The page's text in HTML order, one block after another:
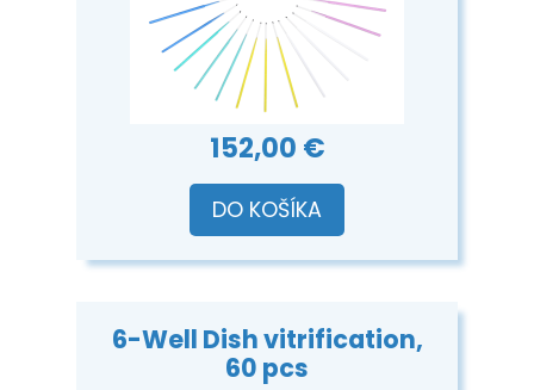
152,00 €
DO KOŠÍKA
6-Well Dish vitrification,
60 pcs